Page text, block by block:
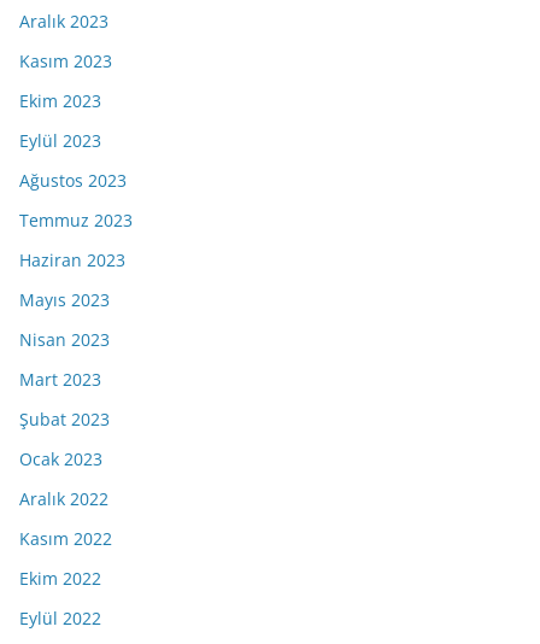
Aralık 2023
Kasım 2023
Ekim 2023
Eylül 2023
Ağustos 2023
Temmuz 2023
Haziran 2023
Mayıs 2023
Nisan 2023
Mart 2023
Şubat 2023
Ocak 2023
Aralık 2022
Kasım 2022
Ekim 2022
Eylül 2022